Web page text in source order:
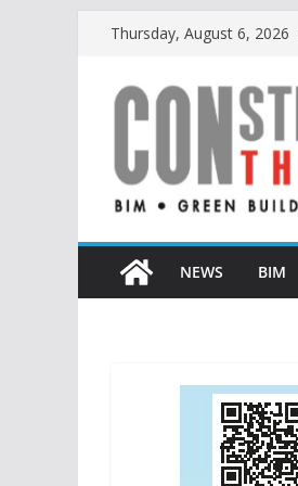
content
Thursday, August 6, 2026
NEWS
BIM